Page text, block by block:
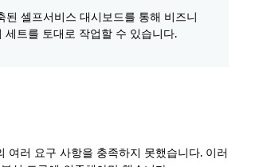
된 셀프서비스 대시보드를 통해 비즈니
트를 토대로 작업할 수 있습니다.
여러 요구 사항을 충족하지 못했습니다. 이러